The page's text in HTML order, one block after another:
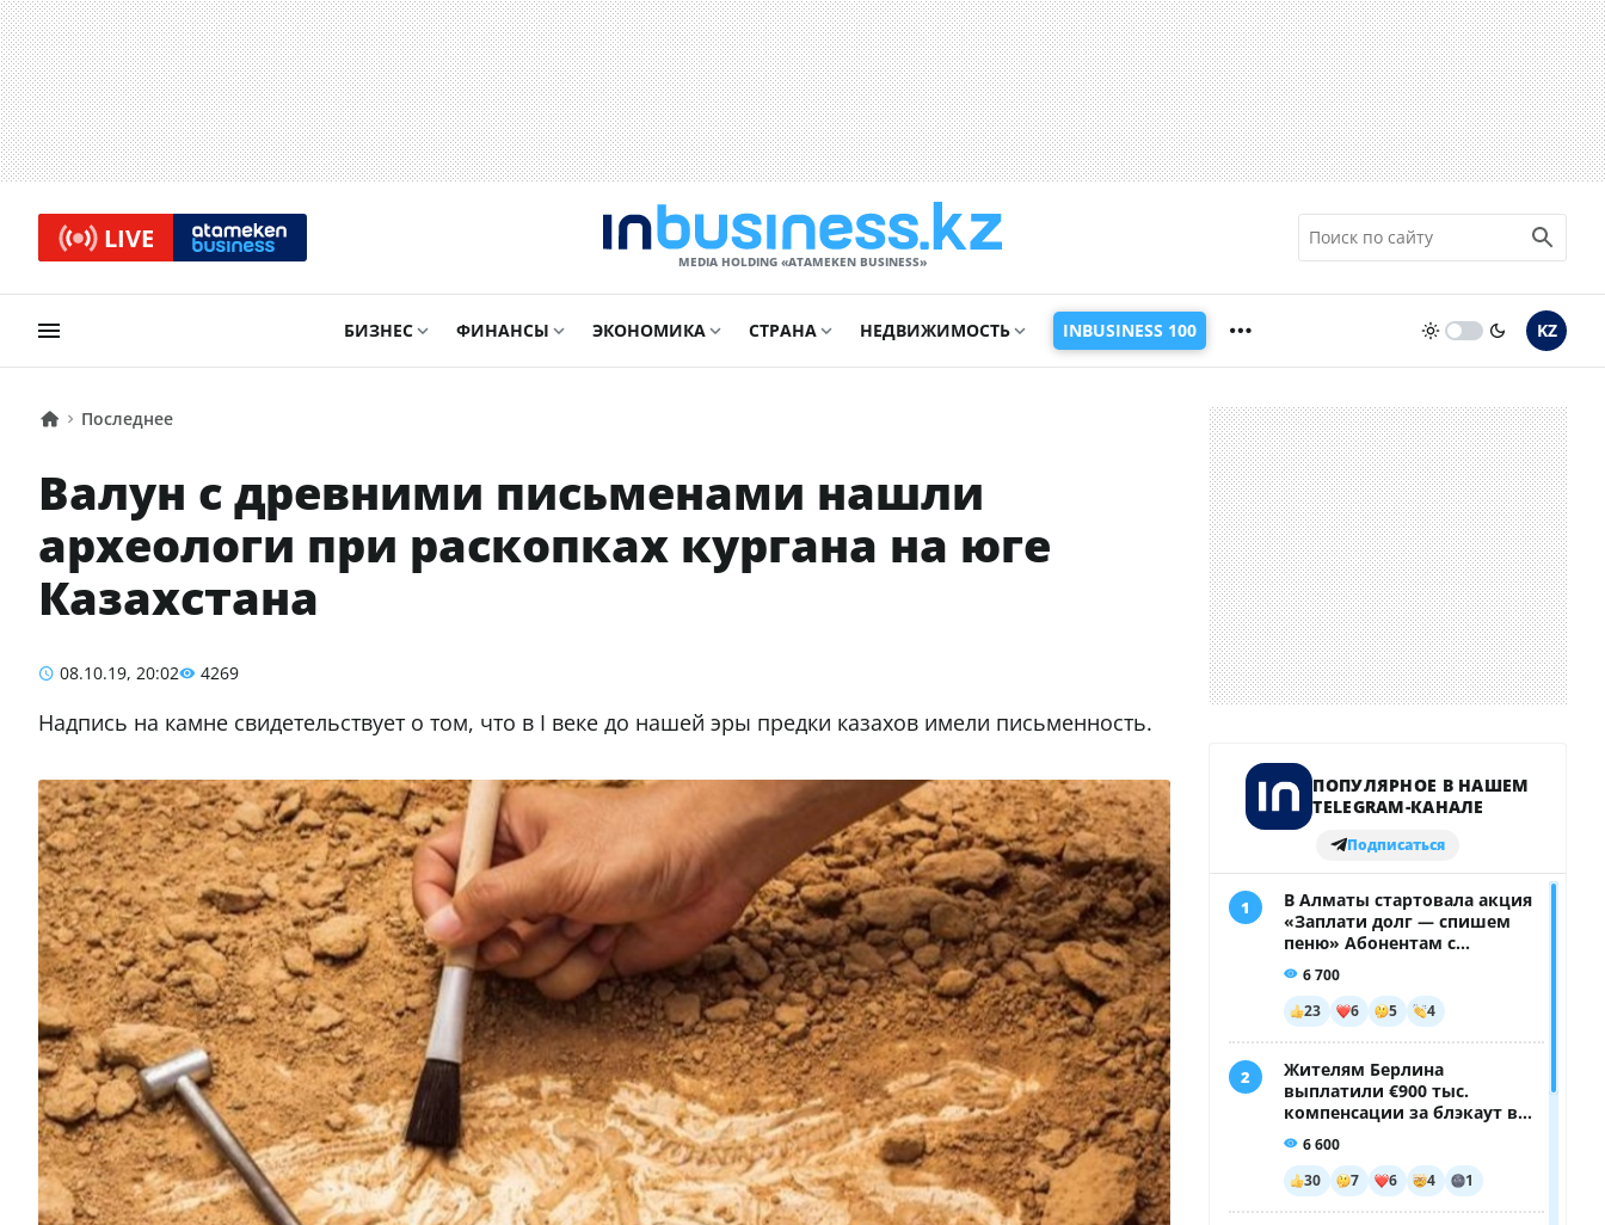
LIVE
MEDIA HOLDING «ATAMEKЕN BUSINESS»
БИЗНЕС ФИНАНСЫ ЭКОНОМИКА СТРАНА НЕДВИЖИМОСТЬ INBUSINESS 100 KZ
Последнее
Валун с древними письменами нашли
археологи при раскопках кургана на юге
Казахстана
08.10.19, 20:02 4269
Надпись на камне свидетельствует о том, что в I веке до нашей эры предки казахов имели письменность.